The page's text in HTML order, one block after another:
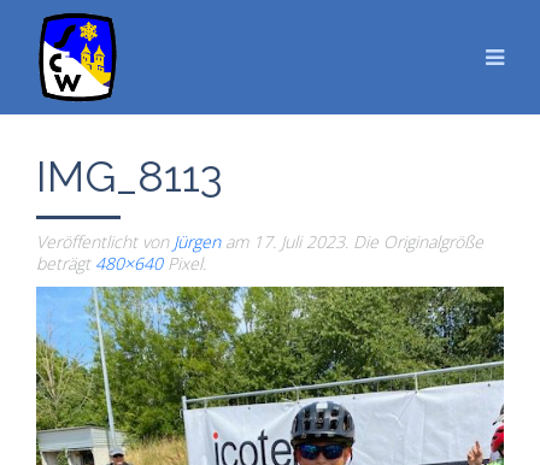
IMG_8113
Veröffentlicht von Jürgenam 17. Juli 2023. Die Originalgröße
beträgt 480×640Pixel.